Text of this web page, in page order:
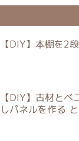
【DIY】本棚を2
【DIY】古材と
しパネルを作る